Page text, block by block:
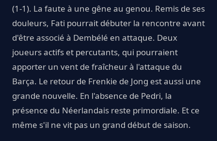
(1-1). La faute à une gêne au genou. Remis de ses
douleurs, Fati pourrait débuter la rencontre avant
d'être associé à Dembélé en attaque. Deux
joueurs actifs et percutants, qui pourraient
apporter un vent de fraîcheur à l'attaque du
Barça. Le retour de Frenkie de Jong est aussi une
grande nouvelle. En l'absence de Pedri, la
présence du Néerlandais reste primordiale. Et ce
même s'il ne vit pas un grand début de saison.